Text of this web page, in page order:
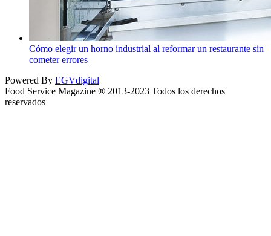
Cómo elegir un horno industrial al reformar un restaurante sin
cometer errores
Powered By EGVdigital
Food Service Magazine ® 2013-2023 Todos los derechos
reservados